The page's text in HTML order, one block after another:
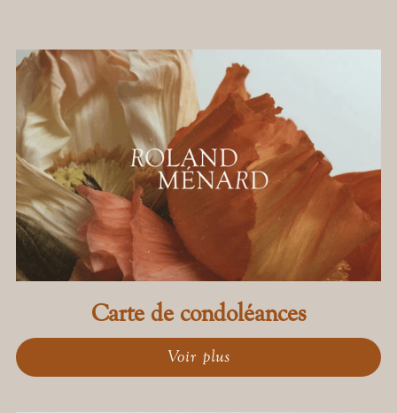
Carte de condoléances
Voir plus